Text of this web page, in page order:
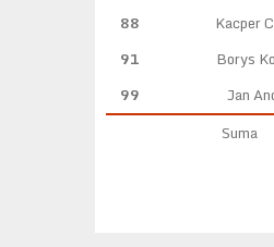
88
Kacper
91
Borys
99
Jan
Suma